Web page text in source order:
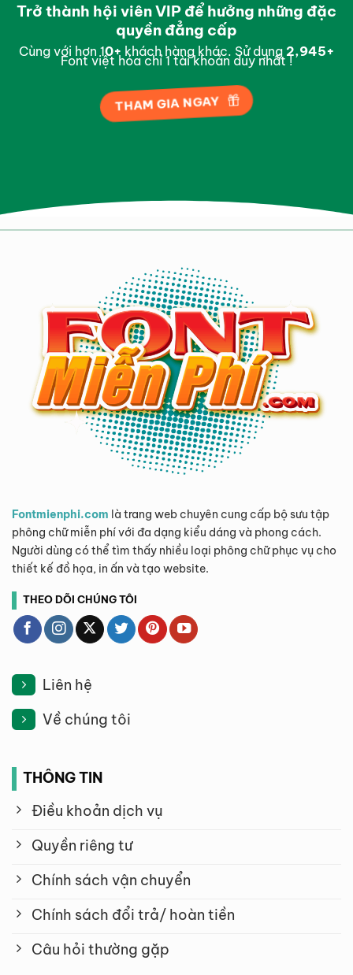
Trở thành hội viên VIP để hưởng những đặc
quyền đẳng cấp
Cùng với hơn 10+ khách hàng khác. Sử dụng 2,995+
Font việt hóa chỉ 1 tài khoản duy nhất !
THAM GIA NGAY
Fontmienphi.com là trang web chuyên cung cấp bộ sưu tập
phông chữ miễn phí với đa dạng kiểu dáng và phong cách.
Người dùng có thể tìm thấy nhiều loại phông chữ phục vụ cho
thiết kế đồ họa, in ấn và tạo website.
THEO DÕI CHÚNG TÔI
Liên hệ
Về chúng tôi
THÔNG TIN
Điều khoản dịch vụ
Quyền riêng tư
Chính sách vận chuyển
Chính sách đổi trả/ hoàn tiền
Câu hỏi thường gặp